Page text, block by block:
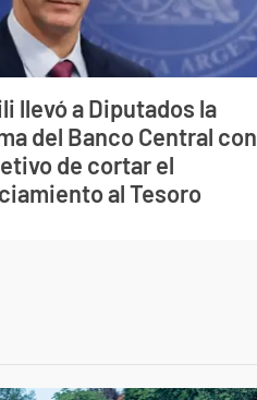
llevó a Diputados la
del Banco Central con
de cortar el
al Tesoro